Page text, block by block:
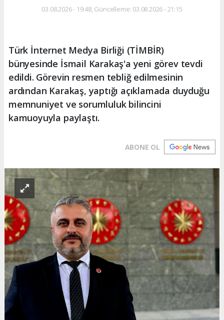
03.08.2026 - 19:48, Güncelleme: 03.08.2026 - 21:15
Türk İnternet Medya Birliği (TİMBİR)
bünyesinde İsmail Karakaş'a yeni görev tevdi
edildi. Görevin resmen tebliğ edilmesinin
ardından Karakaş, yaptığı açıklamada duyduğu
memnuniyet ve sorumluluk bilincini
kamuoyuyla paylaştı.
ABONE OL